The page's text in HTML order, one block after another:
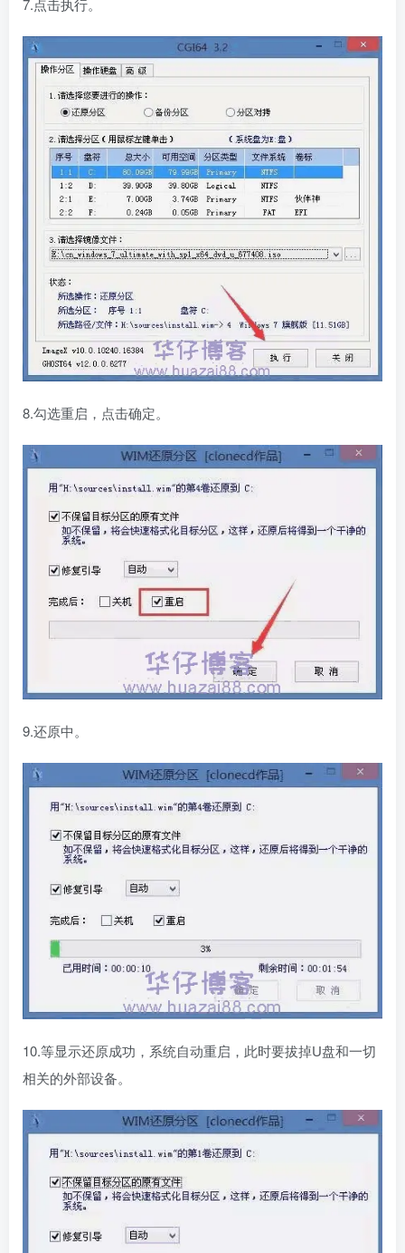
8.勾选重启，点击确定。
9.还原中。
10.等显示还原成功，系统自动重启，此时要拔掉U盘和一切
相关的外部设备。